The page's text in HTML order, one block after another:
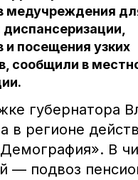
медучреждения
посещения узких
сообщили в
губернатора
в регионе
В
— подвоз